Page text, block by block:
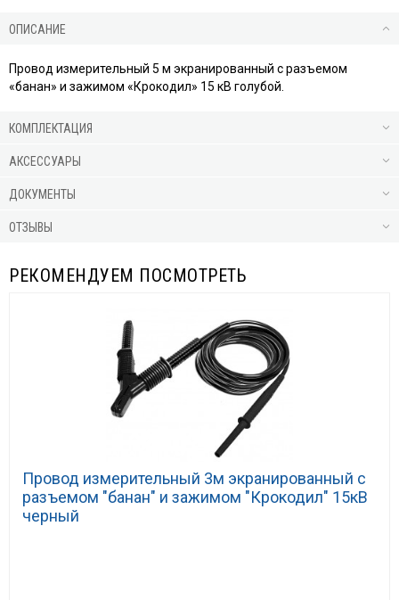
ОПИСАНИЕ
Провод измерительный 5 м экранированный с разъемом
«банан» и зажимом «Крокодил» 15 кВ голубой.
КОМПЛЕКТАЦИЯ
АКСЕССУАРЫ
ДОКУМЕНТЫ
ОТЗЫВЫ
РЕКОМЕНДУЕМ ПОСМОТРЕТЬ
Провод измерительный 3м экранированный с
разъемом "банан" и зажимом "Крокодил" 15кВ
черный